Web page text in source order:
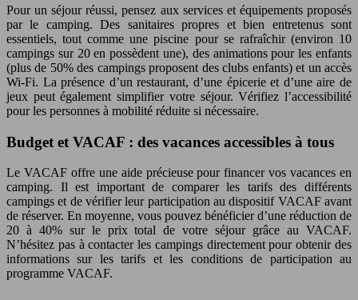
Pour un séjour réussi, pensez aux services et équipements proposés
par le camping. Des sanitaires propres et bien entretenus sont
essentiels, tout comme une piscine pour se rafraîchir (environ 10
campings sur 20 en possèdent une), des animations pour les enfants
(plus de 50% des campings proposent des clubs enfants) et un accès
Wi-Fi. La présence d’un restaurant, d’une épicerie et d’une aire de
jeux peut également simplifier votre séjour. Vérifiez l’accessibilité
pour les personnes à mobilité réduite si nécessaire.
Budget et VACAF : des vacances accessibles à tous
Le VACAF offre une aide précieuse pour financer vos vacances en
camping. Il est important de comparer les tarifs des différents
campings et de vérifier leur participation au dispositif VACAF avant
de réserver. En moyenne, vous pouvez bénéficier d’une réduction de
20 à 40% sur le prix total de votre séjour grâce au VACAF.
N’hésitez pas à contacter les campings directement pour obtenir des
informations sur les tarifs et les conditions de participation au
programme VACAF.